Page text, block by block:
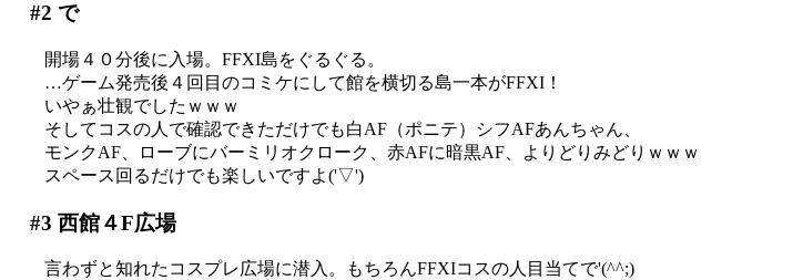
#2 で
開場４０分後に入場。FFXI島をぐるぐる。
…ゲーム発売後４回目のコミケにして館を横切る島一本がFFXI！
いやぁ壮観でしたｗｗｗ
そしてコスの人で確認できただけでも白AF（ポニテ）シフAFあんちゃん、
モンクAF、ローブにバーミリオクローク、赤AFに暗黒AF、よりどりみどりｗｗｗ
スペース回るだけでも楽しいですよ('▽')
#3 西館４F広場
言わずと知れたコスプレ広場に潜入。もちろんFFXIコスの人目当てで'(^^;)